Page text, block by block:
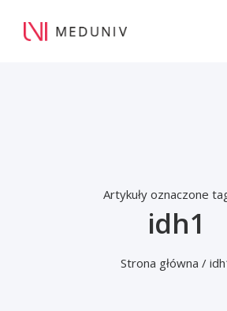
Artykuły oznaczone
idh1
Strona główna /